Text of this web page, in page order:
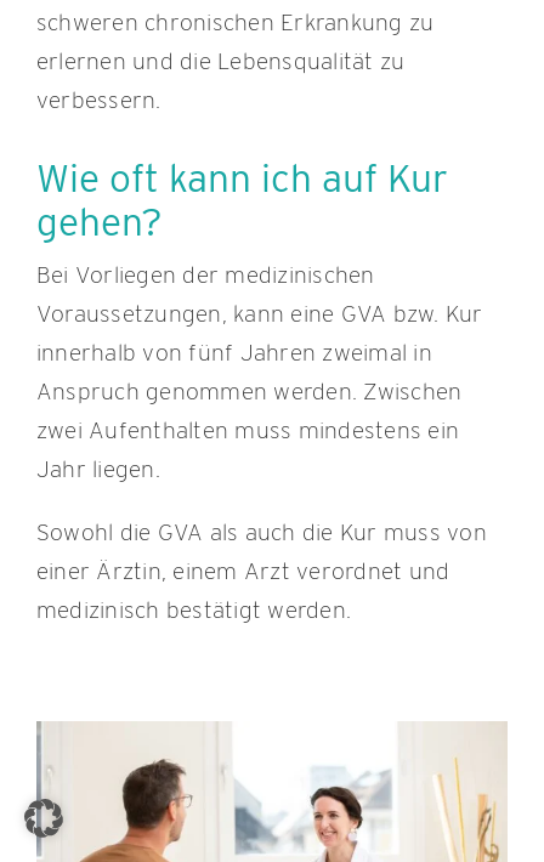
schweren chronischen Erkrankung zu
erlernen und die Lebensqualität zu
verbessern.
Wie oft kann ich auf Kur
gehen?
Bei Vorliegen der medizinischen
Voraussetzungen, kann eine GVA bzw. Kur
innerhalb von fünf Jahren zweimal in
Anspruch genommen werden. Zwischen
zwei Aufenthalten muss mindestens ein
Jahr liegen.
Sowohl die GVA als auch die Kur muss von
einer Ärztin, einem Arzt verordnet und
medizinisch bestätigt werden.